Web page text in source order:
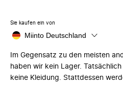
Sie kaufen ein von
Miinto Deutschland
Im Gegensatz zu den meisten
haben wir kein Lager.
keine Kleidung. Stattdessen